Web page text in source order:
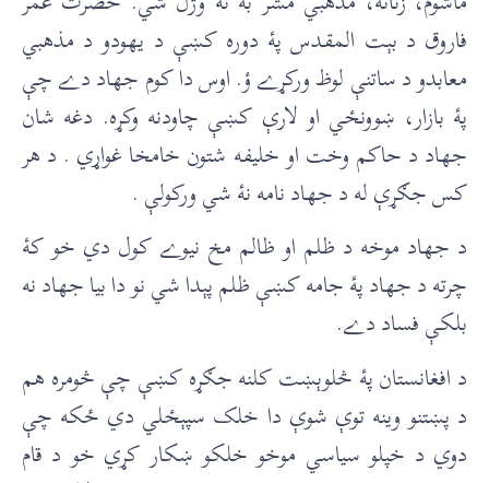
فاروق د بېت المقدس پۀ دوره کښې د یهودو د مذهبي
معابدو د ساتنې لوظ ورکړے ؤ. اوس دا کوم جهاد دے چې
پۀ بازار، ښوونځي او لارې کښې چاودنه وکړه. دغه شان
جهاد د حاکم وخت او خليفه شتون خامخا غواړي . د هر
کس جګړې له د جهاد نامه نۀ شي ورکولې .
د جهاد موخه د ظلم او ظالم مخ نيوے کول دي خو کۀ
چرته د جهاد پۀ جامه کښې ظلم پېدا شي نو دا بيا جهاد نه
بلکې فساد دے.
د افغانستان پۀ څلوېښت کلنه جګړه کښې چې څومره هم
د پښتنو وينه توې شوې دا خلک سپېځلي دي ځکه چې
دوي د خپلو سياسي موخو خلکو ښکار کړي خو د قام